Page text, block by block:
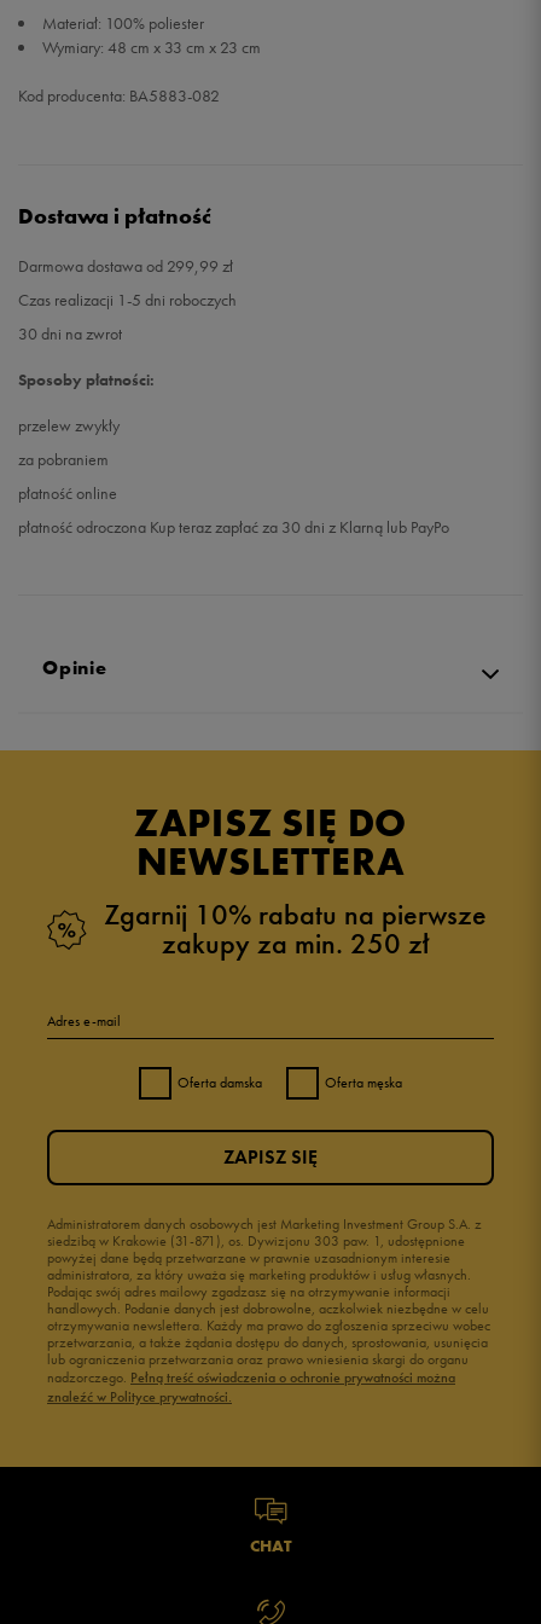
Materiał: 100% poliester
Wymiary: 48 cm x 33 cm x 23 cm
Kod producenta: BA5883-082
Dostawa i płatność
Darmowa dostawa od 299,99 zł
Czas realizacji 1-5 dni roboczych
30 dni na zwrot
Sposoby płatności:
przelew zwykły
za pobraniem
płatność online
płatność odroczona Kup teraz zapłać za 30 dni z Klarną lub PayPo
Opinie
ZAPISZ SIĘ DO
NEWSLETTERA
Zgarnij 10% rabatu na pierwsze
zakupy za min. 250 zł
Adres e-mail
Oferta damska Oferta męska
Administratorem danych osobowych jest Marketing Investment Group S.A. z
siedzibą w Krakowie (31-871), os. Dywizjonu 303 paw. 1, udostępnione
powyżej dane będą przetwarzane w prawnie uzasadnionym interesie
administratora, za który uważa się marketing produktów i usług własnych.
Podając swój adres mailowy zgadzasz się na otrzymywanie informacji
handlowych. Podanie danych jest dobrowolne, aczkolwiek niezbędne w celu
otrzymywania newslettera. Każdy ma prawo do zgłoszenia sprzeciwu wobec
przetwarzania, a także żądania dostępu do danych, sprostowania, usunięcia
lub ograniczenia przetwarzania oraz prawo wniesienia skargi do organu
nadzorczego. Pełną treść oświadczenia o ochronie prywatności można
znaleźć w Polityce prywatności.
ZAPISZ SIĘ
CHAT